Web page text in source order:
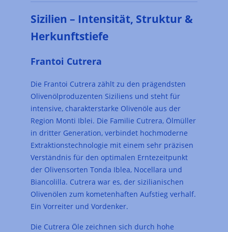
Sizilien – Intensität, Struktur &
Herkunftstiefe
Frantoi Cutrera
Die Frantoi Cutrera zählt zu den prägendsten
Olivenölproduzenten Siziliens und steht für
intensive, charakterstarke Olivenöle aus der
Region Monti Iblei. Die Familie Cutrera, Ölmüller
in dritter Generation, verbindet hochmoderne
Extraktionstechnologie mit einem sehr präzisen
Verständnis für den optimalen Erntezeitpunkt
der Olivensorten Tonda Iblea, Nocellara und
Biancolilla. Cutrera war es, der sizilianischen
Olivenölen zum kometenhaften Aufstieg verhalf.
Ein Vorreiter und Vordenker.
Die Cutrera Öle zeichnen sich durch hohe